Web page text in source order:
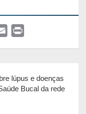
l
t
lúpus e doenças
Bucal da rede